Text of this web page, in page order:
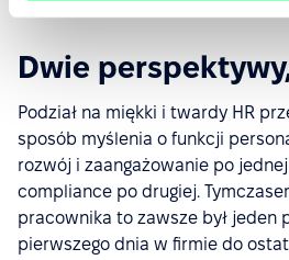
Dwie
Podział na miękki i twardy HR
sposób myślenia o funkcji
rozwój i zaangażowanie po
compliance po drugiej.
pracownika to zawsze był jeden
pierwszego dnia w firmie do